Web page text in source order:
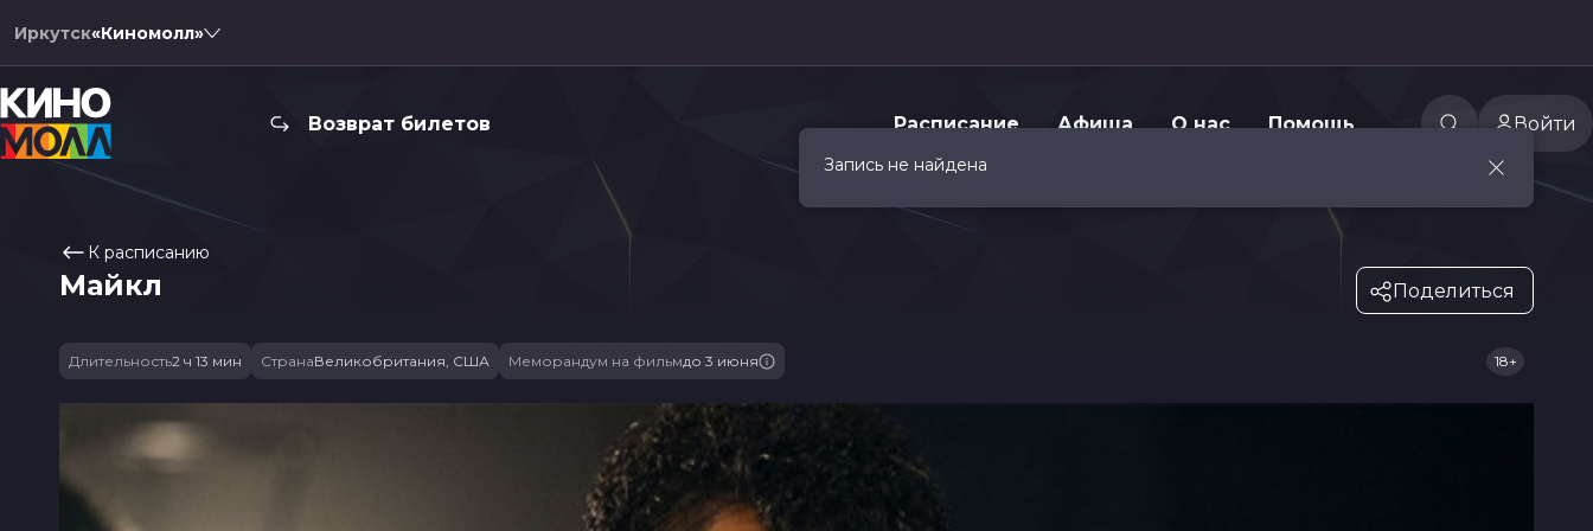
Иркутск«Киномолл»
Возврат билетов Расписание Афиша О нас Помощь Войти
К расписанию
Майкл Поделиться
Длительность2 ч 13 мин СтранаВеликобритания, США Меморандум на фильмдо 3 июня 18+
Запись не найдена